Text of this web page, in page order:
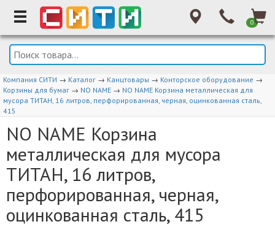
0
Компания СИТИ → Каталог → Канцтовары → Конторское оборудование →
Корзины для бумаг → NO NAME → NO NAME Корзина металлическая для
мусора ТИТАН, 16 литров, перфорированная, черная, оцинкованная сталь,
415
NO NAME Корзина
металлическая для мусора
ТИТАН, 16 литров,
перфорированная, черная,
оцинкованная сталь, 415